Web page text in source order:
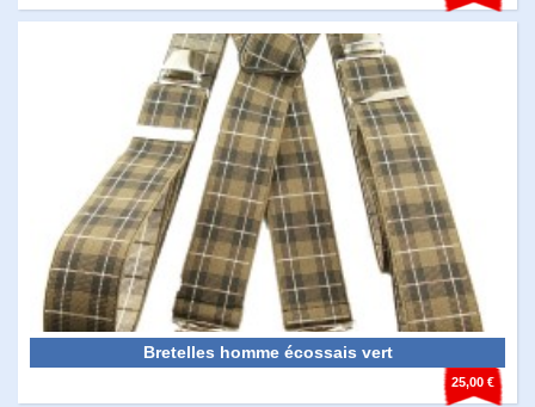
25,00 €
Bretelles homme écossais vert